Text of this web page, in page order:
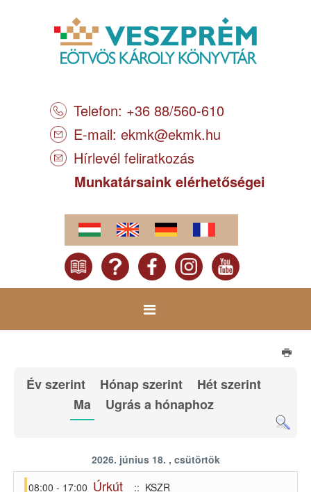
Telefon: +36 88/560-610
E-mail: ekmk@ekmk.hu
Hírlevél feliratkozás
Munkatársaink elérhetőségei
Év szerint Hónap szerint
Hét szerint
Ma
Ugrás a hónaphoz
2026. június 18. , csütörtök
08:00 - 17:00 Úrkút
:: KSZR